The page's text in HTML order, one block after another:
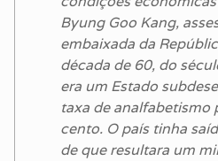
Byung Goo Kang,
embaixada da
década de 60, do
era um Estado
taxa de analfabetismo
cento. O país tinha
de que resultara um